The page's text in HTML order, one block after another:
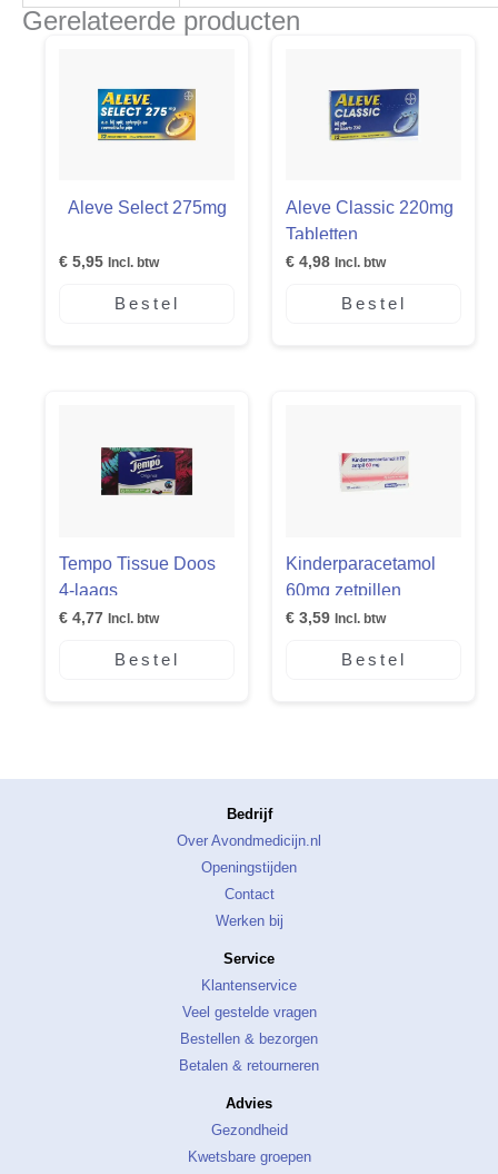
Gerelateerde producten
Aleve Select 275mg
€ 5,95 Incl. btw
Bestel
Aleve Classic 220mg
Tabletten
€ 4,98 Incl. btw
Bestel
Tempo Tissue Doos
4-laags
€ 4,77 Incl. btw
Bestel
Kinderparacetamol
60mg zetpillen
€ 3,59 Incl. btw
Bestel
Bedrijf
Over Avondmedicijn.nl
Openingstijden
Contact
Werken bij
Service
Klantenservice
Veel gestelde vragen
Bestellen & bezorgen
Betalen & retourneren
Advies
Gezondheid
Kwetsbare groepen